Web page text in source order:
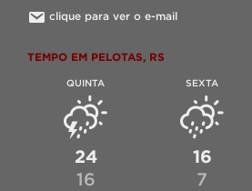
clique para ver o e-mail
TEMPO EM PELOTAS, RS
QUINTA
24
16
SEXTA
16
7